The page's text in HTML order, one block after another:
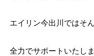
エイリン今出川ではそ
全力でサポートいたし